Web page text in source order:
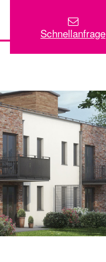
Schnellanfrage